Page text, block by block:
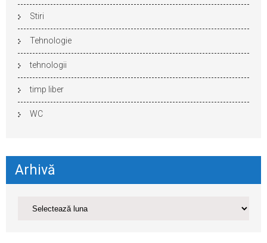
Stiri
Tehnologie
tehnologii
timp liber
WC
Arhivă